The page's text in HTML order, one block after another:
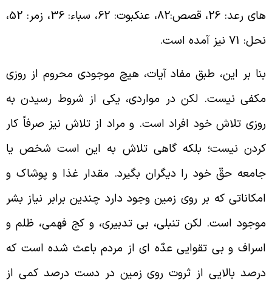
های رعد: 26، قصص:82، عنکبوت: 62، سباء: 36، زمر: 52،
71 نیز آمده است.
بر این، طبق مفاد آیات، هیچ موجودی محروم از روزی
نیست. لکن در مواردی، یکی از شروط رسیدن به
تلاش خود افراد است. و مراد از تلاش نیز صرفاً کار
نیست؛ بلکه گاهی تلاش به این است شخص یا
حقّ خود را دیگران بگیرد. مقدار غذا و پوشاک و
که بر روی زمین وجود دارد چندین برابر نیاز بشر
است. لکن تنبلی، بی تدبیری، و کج فهمی، ظلم و
و بی تقوایی عدّه ای از مردم باعث شده است که
بالایی از ثروت روی زمین در دست درصد کمی از